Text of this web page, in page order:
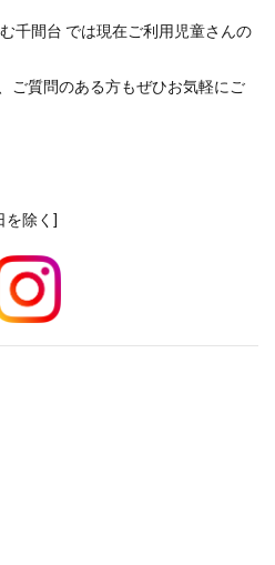
千間台 では現在ご利用児童さんの
ご質問のある方もぜひお気軽にご
を除く]